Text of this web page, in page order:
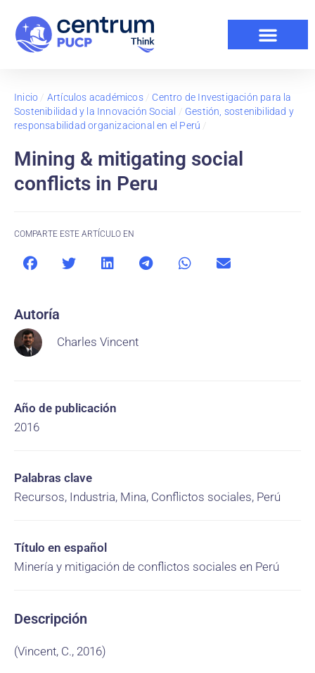
Inicio / Artículos académicos/ Centro de Investigación para la
Sostenibilidad y la Innovación Social / Gestión, sostenibilidad y
responsabilidad organizacional en el Perú /
Mining & mitigating social
conflicts in Peru
COMPARTE ESTE ARTÍCULO EN
Autoría
Charles Vincent
Año de publicación
2016
Palabras clave
Recursos, Industria, Mina, Conflictos sociales, Perú
Título en español
Minería y mitigación de conflictos sociales en Perú
Descripción
(Vincent, C., 2016)